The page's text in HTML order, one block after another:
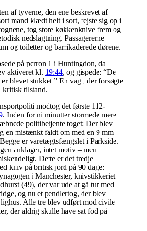
af tyverne, den ene beskrevet af
mand klædt helt i sort, rejste sig op i
tog store køkkenknive frem og
nedslagtning. Passagererne
og toiletter og barrikaderede dørene.
på perron 1 i Huntingdon, da
aktiveret kl. 19:44, og gispede: “De
blevet stukket.” En vagt, der forsøgte
kritisk tilstand.
modtog det første 112-
. Inden for ni minutter stormede mere
politibetjente toget: Der blev
en mistænkt faldt om med en 9 mm
er varetægtsfængslet i Parkside.
anklager, intet motiv – men
Dette er det tredje
kniv på britisk jord på 90 dage:
i Manchester, knivstikkeriet
(49), der var ude at gå tur med
og nu et pendlertog, der blev
Alle tre blev udført mod civile
der aldrig skulle have sat fod på